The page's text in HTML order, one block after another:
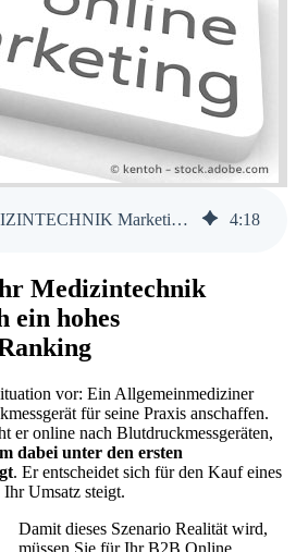
5 Tipps, Ihr MEDIZINTECHNIK Marketing zu verbessern 4:18
Medizintechnik
ein hohes
vor: Ein Allgemeinmediziner
für seine Praxis anschaffen.
er online nach Blutdruckmessgeräten,
dabei unter den ersten
. Er entscheidet sich für den Kauf eines
Umsatz steigt.
Damit dieses Szenario Realität wird,
müssen Sie für Ihr B2B Online